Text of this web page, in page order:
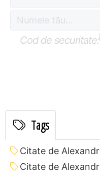
Cod de securitate:
Tags
Citate de
Citate de